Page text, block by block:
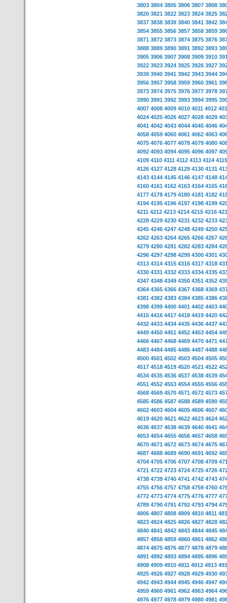
3803 3804 3805 3806 3807 3808
3820 3821 3822 3823 3824 3825
3837 3838 3839 3840 3841 3842
3854 3855 3856 3857 3858 3859
3871 3872 3873 3874 3875 3876
3888 3889 3890 3891 3892 3893
3905 3906 3907 3908 3909 3910
3922 3923 3924 3925 3926 3927
3939 3940 3941 3942 3943 3944
3956 3957 3958 3959 3960 3961
3973 3974 3975 3976 3977 3978
3990 3991 3992 3993 3994 3995
4007 4008 4009 4010 4011 4012
4024 4025 4026 4027 4028 4029
4041 4042 4043 4044 4045 4046
4058 4059 4060 4061 4062 4063
4075 4076 4077 4078 4079 4080
4092 4093 4094 4095 4096 4097
4109 4110 4111 4112 4113 4114 4115
4126 4127 4128 4129 4130 4131
4143 4144 4145 4146 4147 4148
4160 4161 4162 4163 4164 4165
4177 4178 4179 4180 4181 4182
4194 4195 4196 4197 4198 4199
4211 4212 4213 4214 4215 4216
4228 4229 4230 4231 4232 4233
4245 4246 4247 4248 4249 4250
4262 4263 4264 4265 4266 4267
4279 4280 4281 4282 4283 4284
4296 4297 4298 4299 4300 4301
4313 4314 4315 4316 4317 4318
4330 4331 4332 4333 4334 4335
4347 4348 4349 4350 4351 4352
4364 4365 4366 4367 4368 4369
4381 4382 4383 4384 4385 4386
4398 4399 4400 4401 4402 4403
4415 4416 4417 4418 4419 4420
4432 4433 4434 4435 4436 4437
4449 4450 4451 4452 4453 4454
4466 4467 4468 4469 4470 4471
4483 4484 4485 4486 4487 4488
4500 4501 4502 4503 4504 4505
4517 4518 4519 4520 4521 4522
4534 4535 4536 4537 4538 4539
4551 4552 4553 4554 4555 4556
4568 4569 4570 4571 4572 4573
4585 4586 4587 4588 4589 4590
4602 4603 4604 4605 4606 4607
4619 4620 4621 4622 4623 4624
4636 4637 4638 4639 4640 4641
4653 4654 4655 4656 4657 4658
4670 4671 4672 4673 4674 4675
4687 4688 4689 4690 4691 4692
4704 4705 4706 4707 4708 4709
4721 4722 4723 4724 4725 4726
4738 4739 4740 4741 4742 4743
4755 4756 4757 4758 4759 4760
4772 4773 4774 4775 4776 4777
4789 4790 4791 4792 4793 4794
4806 4807 4808 4809 4810 4811
4823 4824 4825 4826 4827 4828
4840 4841 4842 4843 4844 4845
4857 4858 4859 4860 4861 4862
4874 4875 4876 4877 4878 4879
4891 4892 4893 4894 4895 4896
4908 4909 4910 4911 4912 4913
4925 4926 4927 4928 4929 4930
4942 4943 4944 4945 4946 4947
4959 4960 4961 4962 4963 4964
4976 4977 4978 4979 4980 4981